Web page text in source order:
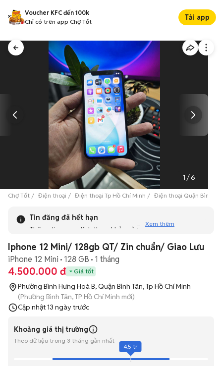
Voucher KFC đến 100k
Chỉ có trên app Chợ Tốt
Tải app
1 /6
Chợ Tốt Điện thoại Điện thoại Tp Hồ Chí Minh Điện thoại Quận Bình
Tin đăng đã hết hạn
Thông tin mang tính tham khảo và bạn không thể liên hệ
tương tự khác dưới đây nhé!
Xem thêm
Iphone 12 Mini/ 128gb QT/ Zin chuẩn/ Giao Lưu
iPhone 12 Mini 128 GB 1 tháng
4.500.000 đ Giá tốt
Phường Bình Hưng Hoà B, Quận Bình Tân, Tp Hồ Chí Minh
(Phường Bình Tân, TP Hồ Chí Minh mới)
Cập nhật13 ngày trước
Khoảng giá thị trường
Theo dữ liệu trong 3 tháng gần nhất
4.5 tr